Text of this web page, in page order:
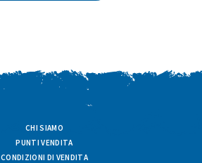
CHI SIAMO
PUNTI VENDITA
CONDIZIONI DI VENDITA